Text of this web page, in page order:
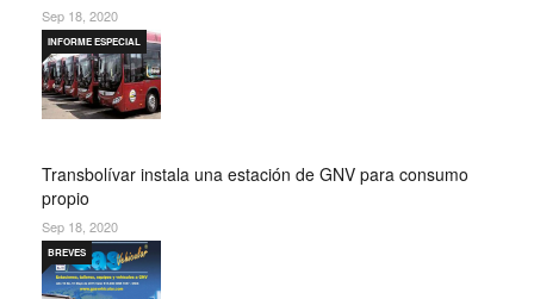
Sep 18, 2020
Transbolívar instala una estación de GNV para consumo
propio
INFORME ESPECIAL
Sep 18, 2020
BREVES